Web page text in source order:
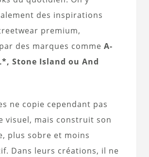
des inspirations
premium,
des marques comme A-
Stone Island ou And
ne copie cependant pas
visuel, mais construit son
plus sobre et moins
Dans leurs créations, il ne